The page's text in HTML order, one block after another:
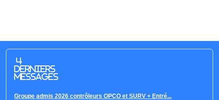
4
derniers
messages
Groupe admis 2026 contrôleurs OPCO et SURV + Entré...